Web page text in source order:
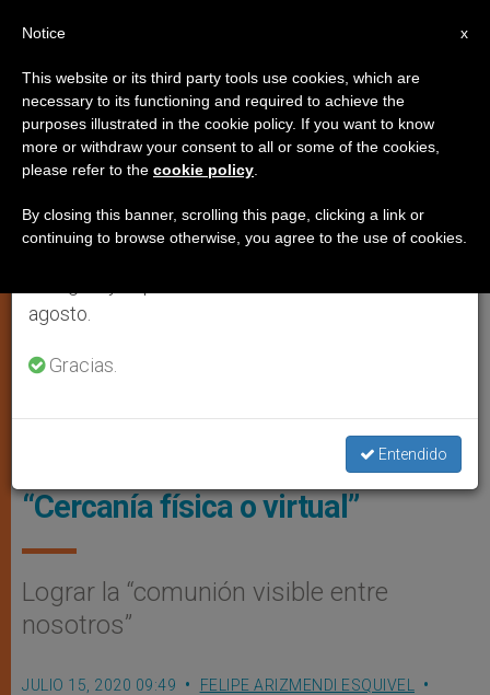
ANÁLISIS
(C) Cathopic. Parroquia Madridejos
Monseñor Felipe Arizmendi:
“Cercanía física o virtual”
Lograr la “comunión visible entre
nosotros”
JULIO 15, 2020 09:49
FELIPE ARIZMENDI ESQUIVEL
×
Aviso importante
Del 27 de julio al 7 de agosto haremos la pausa
anual, aprovechando que en el periodo de verano
se generan menos informaciones y también el
agosto.
Gracias.
Entendido
x
Notice
This website or its third party tools use cookies, which are
necessary to its functioning and required to achieve the
purposes illustrated in the cookie policy. If you want to know
more or withdraw your consent to all or some of the cookies,
please refer to the cookie policy
By closing this banner, scrolling this page, clicking a link or
continuing to browse otherwise, you agree to the use of cookies.